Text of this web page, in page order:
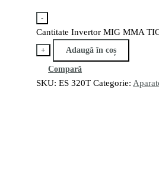
-
Cantitate Invertor MIG MMA
+ Adaugă în coș
Compară
SKU:ES 320T Categorie: